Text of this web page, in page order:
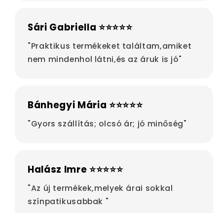
Sári Gabriella ⭐⭐⭐⭐⭐
"Praktikus termékeket találtam,amiket
nem mindenhol látni,és az áruk is jó"
Bánhegyi Mária ⭐⭐⭐⭐⭐
"Gyors szállítás; olcsó ár; jó minőség"
Halász Imre ⭐⭐⭐⭐⭐
"Az új termékek,melyek árai sokkal
színpatikusabbak "